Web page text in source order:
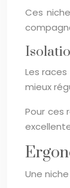
Ces
Les
mieux
Pour ces
Une